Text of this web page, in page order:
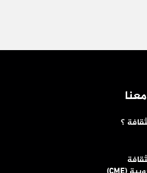
؟